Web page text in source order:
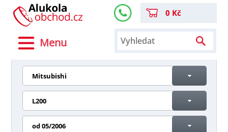
Menu
0 Kč
Mitsubishi
L200
od 05/2006